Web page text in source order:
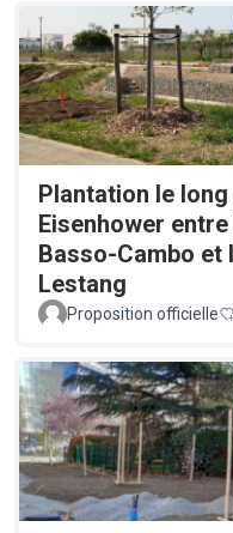
Plantation le
Eisenhower
Basso-Cambo et
Lestang
Proposition officielle